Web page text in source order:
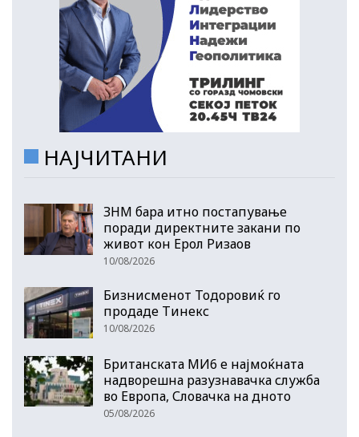
НАЈЧИТАНИ
ЗНМ бара итно постапување
поради директните закани по
живот кон Ерол Ризаов
10/08/2026
Бизнисменот Тодоровиќ го
продаде Тинекс
10/08/2026
Британската МИ6 е најмоќната
надворешна разузнавачка служба
во Европа, Словачка на дното
05/08/2026